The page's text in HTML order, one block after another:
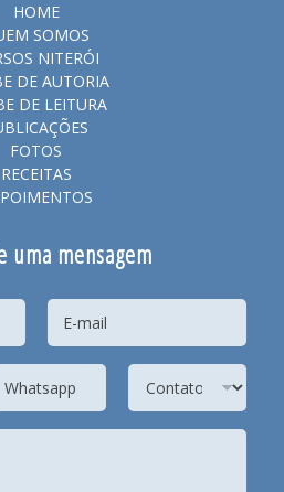
HOME
SOMOS
NITERÓI
DE AUTORIA
DE LEITURA
FOTOS
RECEITAS
uma mensagem